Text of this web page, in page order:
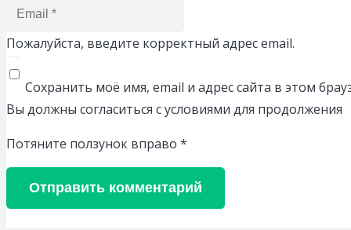
Пожалуйста, введите корректный адрес email.
Сохранить моё имя, email и адрес сайта в этом
Вы должны согласиться с условиями для продолжения
Потяните ползунок вправо *
Отправить комментарий